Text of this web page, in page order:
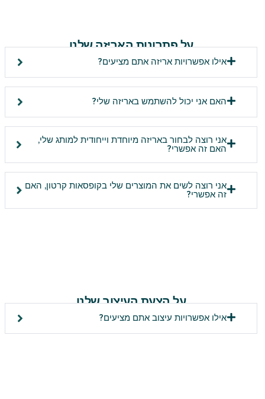
על פתרונות האריזה שלנו
אילו אפשרויות אריזה אתם מציעים?
האם אני יכול להשתמש באריזה שלי?
אני רוצה לבחור באריזה מיוחדת וייחודית למותג שלי,
האם זה אפשרי?
אני רוצה לשים את המוצרים שלי בקופסאות קרטון, האם
זה אפשרי?
על הצעת העיצוב שלנו
אילו אפשרויות עיצוב אתם מציעים?